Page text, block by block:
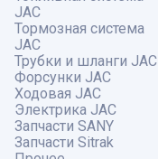
JAC
Тормозная система
JAC
Трубки и шланги JAC
Форсунки JAC
Ходовая JAC
Электрика JAC
Запчасти SANY
Запчасти Sitrak